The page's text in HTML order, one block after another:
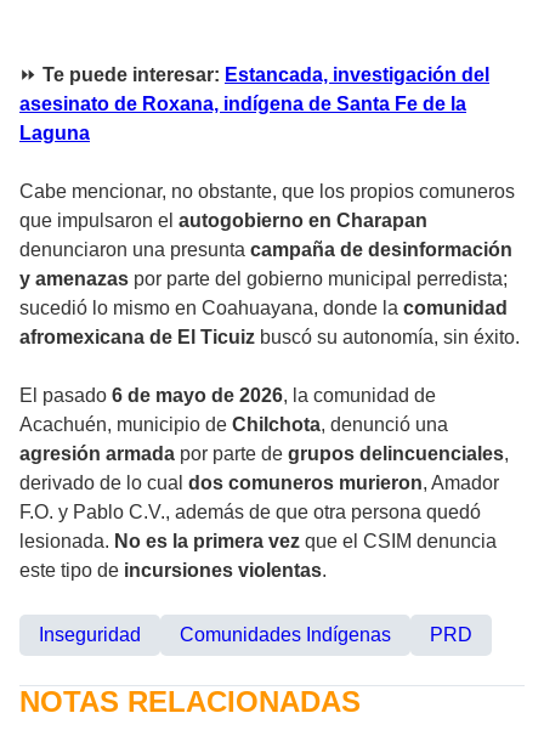
⏩ Te puede interesar: Estancada, investigación del
asesinato de Roxana, indígena de Santa Fe de la
Laguna
Cabe mencionar, no obstante, que los propios comuneros
que impulsaron el autogobierno en Charapan
denunciaron una presunta campaña de desinformación
y amenazas por parte del gobierno municipal perredista;
sucedió lo mismo en Coahuayana, donde la comunidad
afromexicana de El Ticuiz buscó su autonomía, sin éxito.
El pasado 6 de mayo de 2026, la comunidad de
Acachuén, municipio de Chilchota, denunció una
agresión armada por parte de grupos delincuenciales,
derivado de lo cual dos comuneros murieron, Amador
F.O. y Pablo C.V., además de que otra persona quedó
lesionada. No es la primera vez que el CSIM denuncia
este tipo de incursiones violentas.
Inseguridad Comunidades Indígenas PRD
NOTAS RELACIONADAS